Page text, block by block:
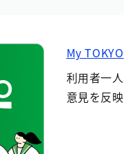
My TOKYO
利用者一
意見を反